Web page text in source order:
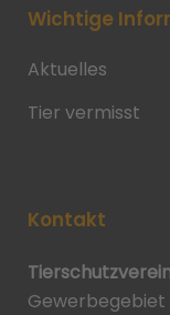
Wichtige
Aktuelles
Tier vermisst
Kontakt
Gewerbegebiet